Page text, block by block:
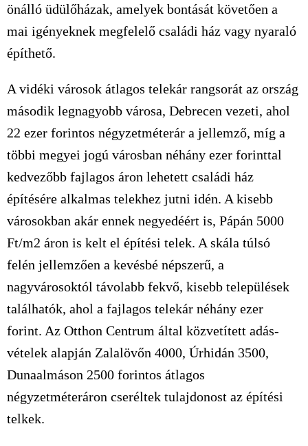
önálló üdülőházak, amelyek bontását követően a
mai igényeknek megfelelő családi ház vagy nyaraló
építhető.
A vidéki városok átlagos telekár rangsorát az ország
második legnagyobb városa, Debrecen vezeti, ahol
22 ezer forintos négyzetméterár a jellemző, míg a
többi megyei jogú városban néhány ezer forinttal
kedvezőbb fajlagos áron lehetett családi ház
építésére alkalmas telekhez jutni idén. A kisebb
városokban akár ennek negyedéért is, Pápán 5000
Ft/m2 áron is kelt el építési telek. A skála túlsó
felén jellemzően a kevésbé népszerű, a
nagyvárosoktól távolabb fekvő, kisebb települések
találhatók, ahol a fajlagos telekár néhány ezer
forint. Az Otthon Centrum által közvetített adás-
vételek alapján Zalalövőn 4000, Úrhidán 3500,
Dunaalmáson 2500 forintos átlagos
négyzetméteráron cseréltek tulajdonost az építési
telkek.